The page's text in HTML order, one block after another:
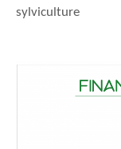
sylviculture